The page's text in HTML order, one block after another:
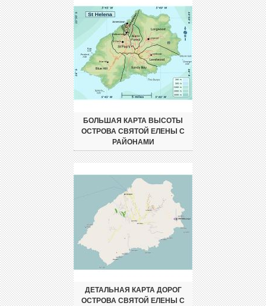
БОЛЬШАЯ КАРТА ВЫСОТЫ
ОСТРОВА СВЯТОЙ ЕЛЕНЫ С
РАЙОНАМИ
ДЕТАЛЬНАЯ КАРТА ДОРОГ
ОСТРОВА СВЯТОЙ ЕЛЕНЫ С